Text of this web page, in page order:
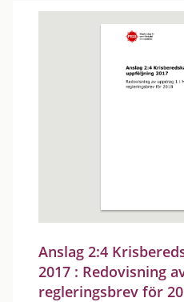
Anslag 2:4
2017 : Redovisning
regleringsbrev för